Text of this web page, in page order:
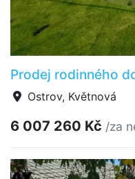
Prodej rodinného
Ostrov, Květnová
6 007 260 Kč /za